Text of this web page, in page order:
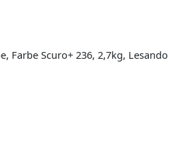
Farbe Scuro+ 236, 2,7kg, Lesando